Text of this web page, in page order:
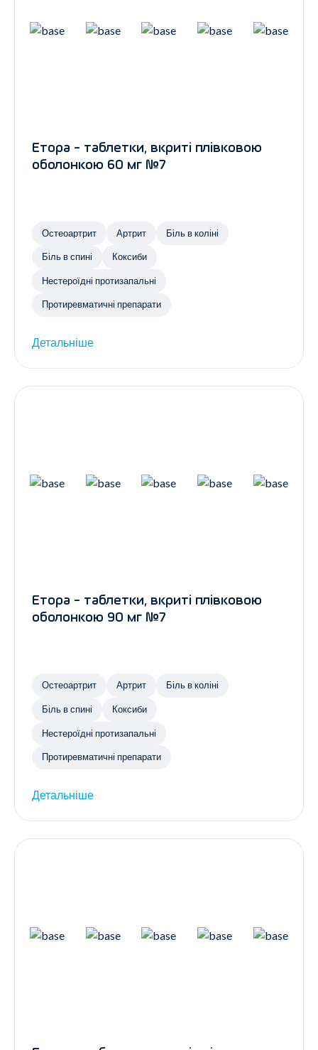
Етора - таблетки, вкриті плівковою
оболонкою 60 мг №7
Остеоартрит Артрит Біль в коліні
Біль в спині Коксиби
Нестероїдні протизапальні
Протиревматичні препарати
Детальніше
Етора - таблетки, вкриті плівковою
оболонкою 90 мг №7
Остеоартрит Артрит Біль в коліні
Біль в спині Коксиби
Нестероїдні протизапальні
Протиревматичні препарати
Детальніше